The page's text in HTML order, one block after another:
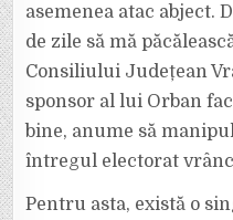
asemenea atac abject.
de zile să mă
Consiliului Județean
sponsor al lui Orban
bine, anume să
întregul electorat
Pentru asta, există o